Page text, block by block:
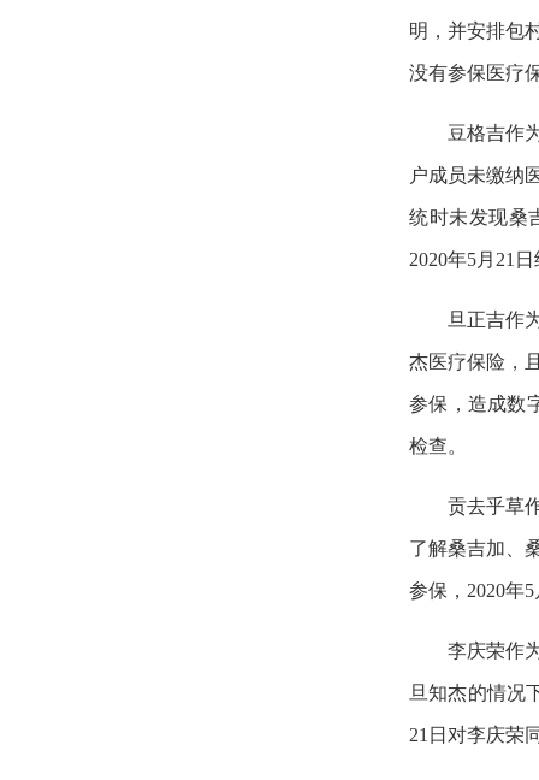
明，并安排包
没有参保医疗
豆格吉作
户成员未缴纳
统时未发现桑
2020年5月21
旦正吉作
杰医疗保险，
参保，造成数
检查。
贡去乎草
了解桑吉加、
参保，2020年
李庆荣作
旦知杰的情况
21日对李庆荣